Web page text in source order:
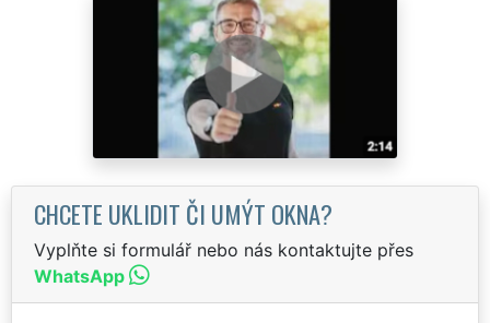
CHCETE UKLIDIT ČI UMÝT OKNA?
Vyplňte si formulář nebo nás kontaktujte přes
WhatsApp